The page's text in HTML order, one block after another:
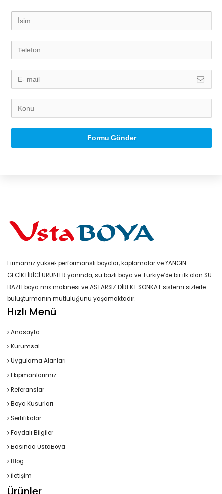
Formu Gönder
Firmamız yüksek performanslı boyalar, kaplamalar ve YANGIN
GECİKTİRİCİ ÜRÜNLER yanında, su bazlı boya ve Türkiye’de bir ilk olan SU
BAZLI boya mix makinesi ve ASTARSIZ DİREKT SONKAT sistemi sizlerle
buluşturmanın mutluluğunu yaşamaktadır.
Hızlı Menü
Anasayfa
Kurumsal
Uygulama Alanları
Ekipmanlarımız
Referanslar
Boya Kusurları
Sertifikalar
Faydalı Bilgiler
Basında UstaBoya
Blog
İletişim
Ürünler